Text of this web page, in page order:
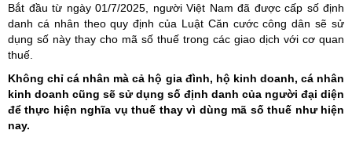
Bắt đầu từ ngày 01/7/2025, người Việt Nam đã được cấp số định
danh cá nhân theo quy định của Luật Căn cước công dân sẽ sử
dụng số này thay cho mã số thuế trong các giao dịch với cơ quan
thuế.
Không chỉ cá nhân mà cả hộ gia đình, hộ kinh doanh, cá nhân
kinh doanh cũng sẽ sử dụng số định danh của người đại diện
để thực hiện nghĩa vụ thuế thay vì dùng mã số thuế như hiện
nay.